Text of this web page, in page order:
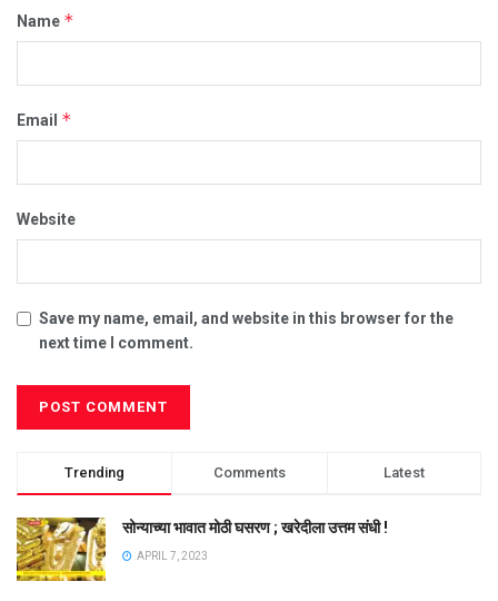
Name *
Email *
Website
Save my name, email, and website in this browser for the
next time I comment.
Trending Comments Latest
सोन्याच्या भावात मोठी घसरण ; खरेदीला उत्तम संधी !
APRIL 7, 2023